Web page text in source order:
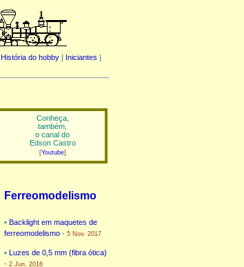
História do hobby | Iniciantes |
Conheça,
também,
o canal do
Edson Castro
[Youtube]
Ferreomodelismo
• Backlight em maquetes de
ferreomodelismo - 5 Nov. 2017
• Luzes de 0,5 mm (fibra ótica)
- 2 Jun. 2016